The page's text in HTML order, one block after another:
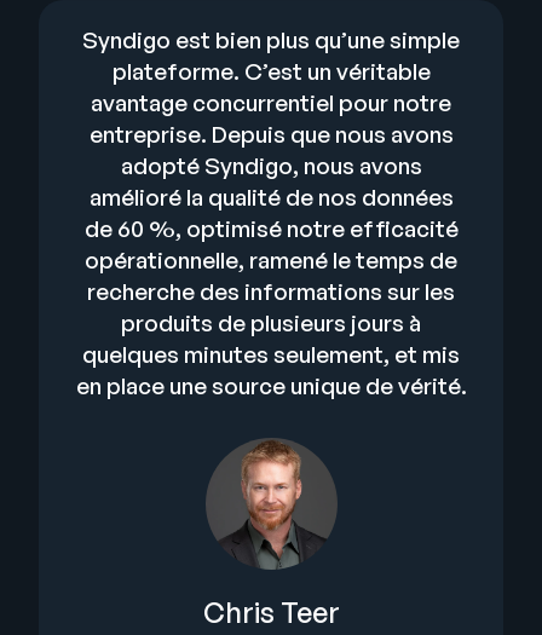
Chris Teer
Syndigo est bien plus qu’une simple
plateforme. C’est un véritable
avantage concurrentiel pour notre
entreprise. Depuis que nous avons
adopté Syndigo, nous avons
amélioré la qualité de nos données
de 60 %, optimisé notre efficacité
opérationnelle, ramené le temps de
recherche des informations sur les
produits de plusieurs jours à
quelques minutes seulement, et mis
en place une source unique de vérité.